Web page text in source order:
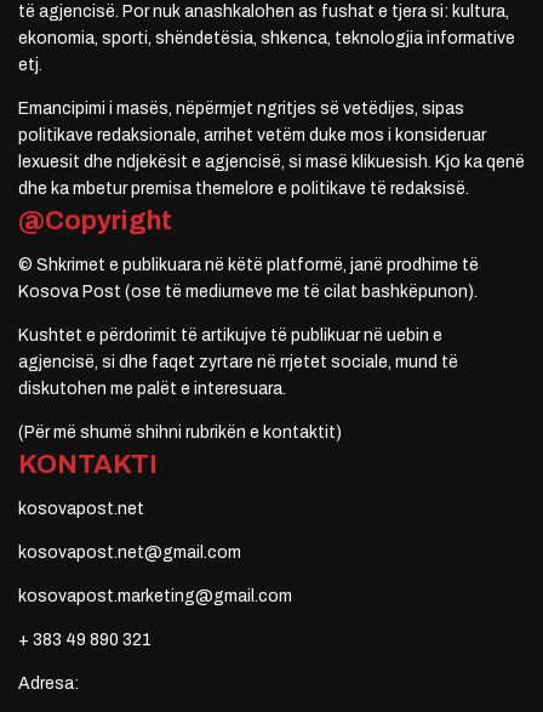
të agjencisë. Por nuk anashkalohen as fushat e tjera si: kultura,
ekonomia, sporti, shëndetësia, shkenca, teknologjia informative
etj.
Emancipimi i masës, nëpërmjet ngritjes së vetëdijes, sipas
politikave redaksionale, arrihet vetëm duke mos i konsideruar
lexuesit dhe ndjekësit e agjencisë, si masë klikuesish. Kjo ka qenë
dhe ka mbetur premisa themelore e politikave të redaksisë.
@Copyright
© Shkrimet e publikuara në këtë platformë, janë prodhime të
Kosova Post (ose të mediumeve me të cilat bashkëpunon).
Kushtet e përdorimit të artikujve të publikuar në uebin e
agjencisë, si dhe faqet zyrtare në rrjetet sociale, mund të
diskutohen me palët e interesuara.
(Për më shumë shihni rubrikën e kontaktit)
KONTAKTI
kosovapost.net
kosovapost.net@gmail.com
kosovapost.marketing@gmail.com
+ 383 49 890 321
Adresa: